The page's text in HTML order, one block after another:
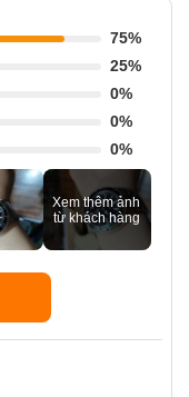
75%
25%
0%
0%
0%